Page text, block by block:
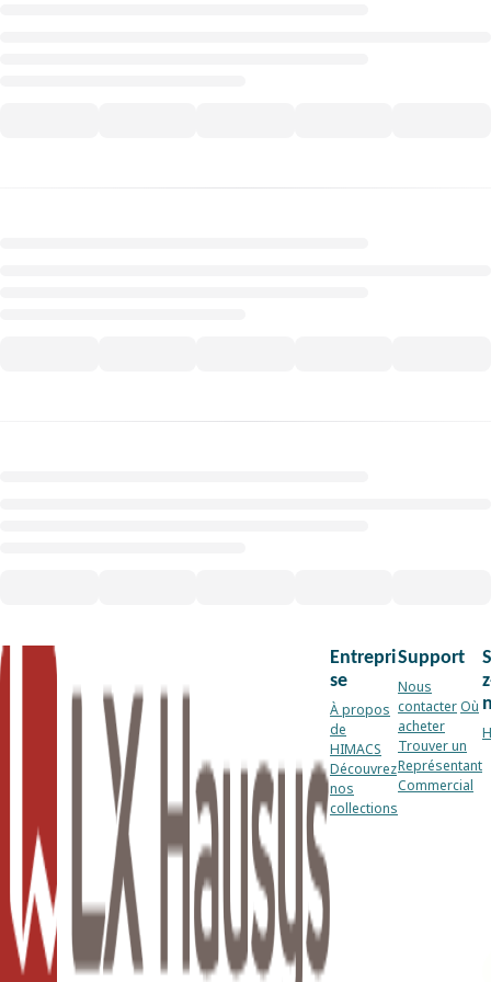
Entrepri
se
À propos
de
HIMACS
Découvrez
nos
collections
Support
Nous
contacterOù
acheter
Trouver un
Représentant
Commercial